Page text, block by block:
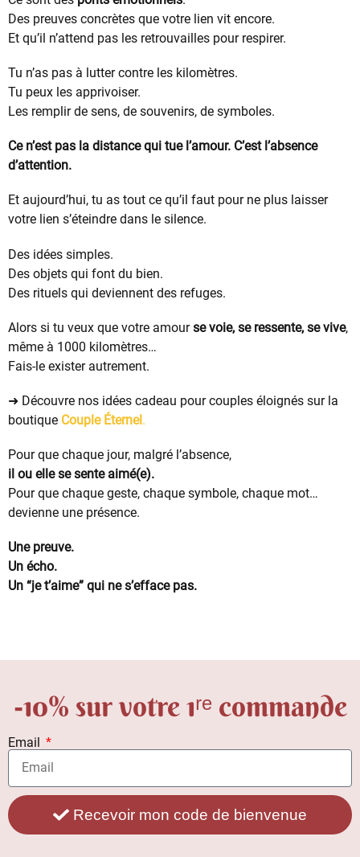
Des preuves concrètes que votre lien vit encore.
Et qu’il n’attend pas les retrouvailles pour respirer.
Tu n’as pas à lutter contre les kilomètres.
Tu peux les apprivoiser.
Les remplir de sens, de souvenirs, de symboles.
Ce n’est pas la distance qui tue l’amour. C’est l’absence
d’attention.
Et aujourd’hui, tu as tout ce qu’il faut pour ne plus laisser
votre lien s’éteindre dans le silence.
Des idées simples.
Des objets qui font du bien.
Des rituels qui deviennent des refuges.
Alors si tu veux que votre amourse voie, se ressente, se vive,
même à 1000 kilomètres…
Fais-le exister autrement.
➜ Découvre nos idées cadeau pour couples éloignés sur la
boutique Couple Éternel.
Pour que chaque jour, malgré l’absence,
il ou elle se sente aimé(e).
Pour que chaque geste, chaque symbole, chaque mot…
devienne une présence.
Une preuve.
Un écho.
Un “je t’aime” qui ne s’efface pas.
-10% sur votre 1ʳᵉ commande
Email
Recevoir mon code de bienvenue